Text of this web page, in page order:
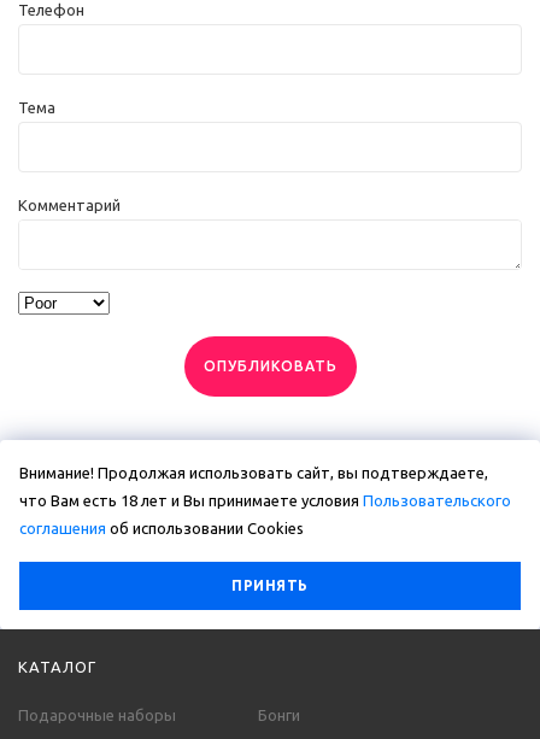
Телефон
Тема
Комментарий
ОПУБЛИКОВАТЬ
Внимание! Продолжая использовать сайт, вы подтверждаете,
что Вам есть 18 лет и Вы принимаете условия Пользовательского
соглашения об использовании Сookies
ПРИНЯТЬ
КАТАЛОГ
Подарочные наборы
Бонги